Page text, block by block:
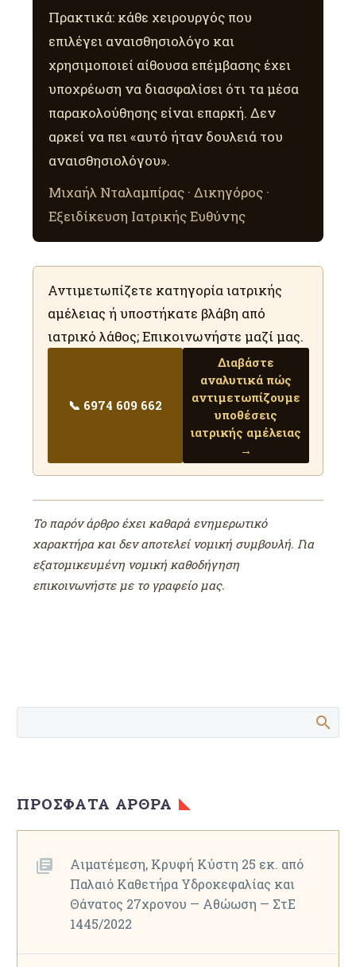
Πρακτικά: κάθε χειρουργός που
επιλέγει αναισθησιολόγο και
χρησιμοποιεί αίθουσα επέμβασης έχει
υποχρέωση να διασφαλίσει ότι τα μέσα
παρακολούθησης είναι επαρκή. Δεν
αρκεί να πει «αυτό ήταν δουλειά του
αναισθησιολόγου».
Μιχαήλ Νταλαμπίρας · Δικηγόρος ·
Εξειδίκευση Ιατρικής Ευθύνης
Αντιμετωπίζετε κατηγορία ιατρικής
αμέλειας ή υποστήκατε βλάβη από
ιατρικό λάθος; Επικοινωνήστε μαζί μας.
📞 6974 609 662
Διαβάστε
αναλυτικά πώς
αντιμετωπίζουμε
υποθέσεις
ιατρικής αμέλειας
→
Το παρόν άρθρο έχει καθαρά ενημερωτικό
χαρακτήρα και δεν αποτελεί νομική συμβουλή. Για
εξατομικευμένη νομική καθοδήγηση
επικοινωνήστε με το γραφείο μας.
ΠΡΌΣΦΑΤΑ ΆΡΘΡΑ
Αιματέμεση, Κρυφή Κύστη 25 εκ. από
Παλαιό Καθετήρα Υδροκεφαλίας και
Θάνατος 27χρονου — Αθώωση — ΣτΕ
1445/2022